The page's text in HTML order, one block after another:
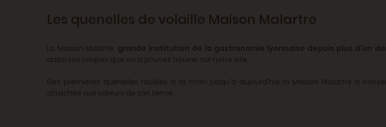
Les quenelles de volaille Maison Malartre
La Maison Malarte, grande institution de la gastronomie lyonnaise depuis plus d'un
aussi ses soupes que vous pouvez trouver sur notre site.
Des premières quenelles roulées à la main jusqu'à aujourd'hui la Maison Malartre a
attachée aux valeurs de son terroir.